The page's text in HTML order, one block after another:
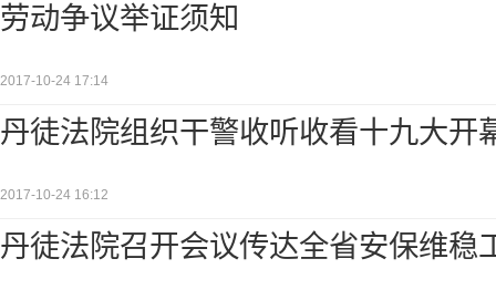
劳动争议举证须知
2017-10-24 17:14
丹徒法院组织干警收听收看十九大开
2017-10-24 16:12
丹徒法院召开会议传达全省安保维稳